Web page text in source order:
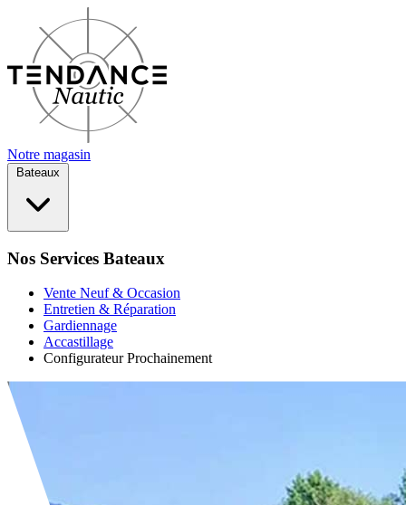
Notre magasin
Bateaux
Nos Services Bateaux
Vente Neuf & Occasion
Entretien & Réparation
Gardiennage
Accastillage
ConfigurateurProchainement